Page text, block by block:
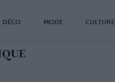
DÉCO MODE CULTURE